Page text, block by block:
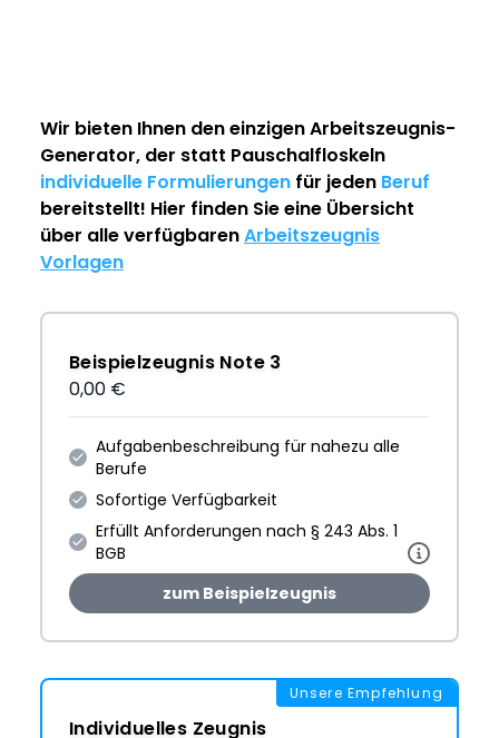
Wir bieten Ihnen den einzigenArbeitszeugnis-
Generator, der statt Pauschalfloskeln
individuelle Formulierungen für jeden Beruf
bereitstellt! Hier finden Sie eine Übersicht
über alle verfügbarenArbeitszeugnis
Vorlagen
Beispielzeugnis Note 3
0,00 €
Aufgabenbeschreibung für nahezu alle
Berufe
Sofortige Verfügbarkeit
Erfüllt Anforderungen nach § 243 Abs. 1
BGB
zum Beispielzeugnis
Unsere Empfehlung
Individuelles Zeugnis